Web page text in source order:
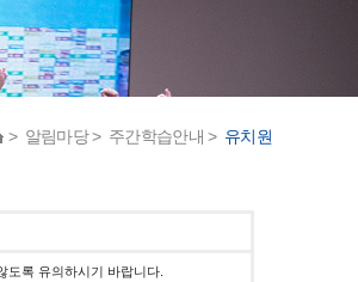
> 알림마당 > 주간학습안내 > 유치원
록 유의하시기 바랍니다.